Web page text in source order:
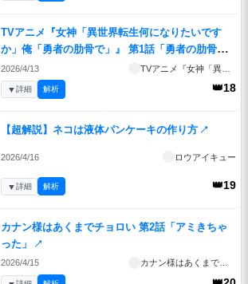
TVアニメ『女神「異世界転生何になりたいです
か」俺「勇者の肋骨で」』 第1話「勇者の肋骨」
↗
2026/4/13
👑18
▼詳細 解析
【超解説】ネコは液体パンケーキの作り方 ↗
2026/4/16 ロウアイキュー
👑19
▼詳細 解析
カナン様はあくまでチョロい 第2話「アミきちゃ
った」
↗
2026/4/15 カナン様はあくまでチョロい